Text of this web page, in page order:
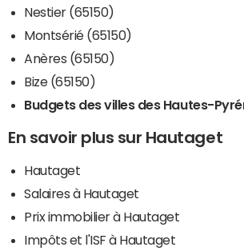
Nestier (65150)
Montsérié (65150)
Anères (65150)
Bize (65150)
Budgets des villes des Hautes-
En savoir plus sur Hautaget
Hautaget
Salaires à Hautaget
Prix immobilier à Hautaget
Impôts et l'ISF à Hautaget